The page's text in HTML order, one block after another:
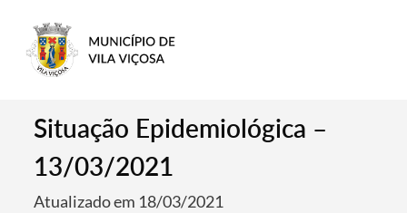
Situação Epidemiológica –
13/03/2021
Atualizado em 18/03/2021